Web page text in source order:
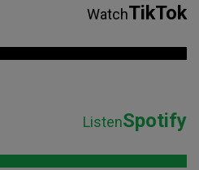
WatchTikTok
ListenSpotify